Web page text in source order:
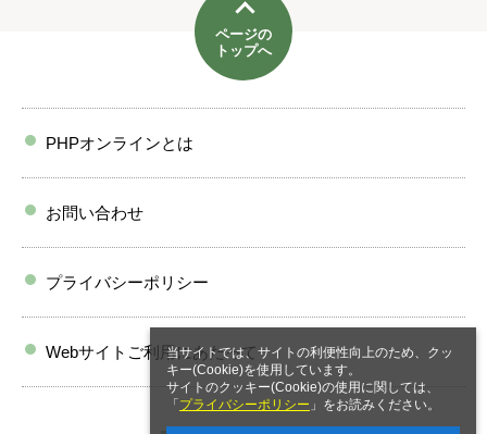
当サイトでは、サイトの利便性向上のため、クッ
キー(Cookie)を使用しています。
サイトのクッキー(Cookie)の使用に関しては、
「 プライバシーポリシー 」をお読みください。
ページの
トップへ
PHPオンラインとは
お問い合わせ
プライバシーポリシー
Webサイトご利用にあたって